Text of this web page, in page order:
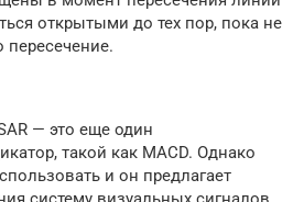
открытыми до тех пор, пока не
— это еще один
такой как MACD. Однако
и он предлагает